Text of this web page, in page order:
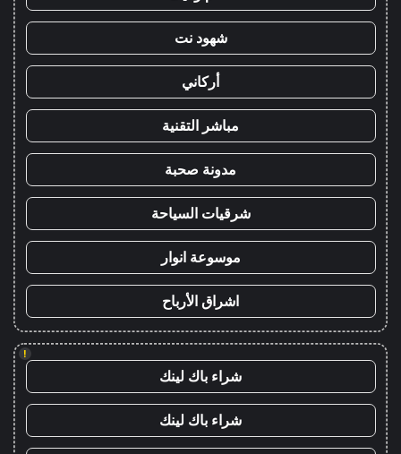
شهود نت
أركاني
مباشر التقنية
مدونة صحبة
شرقيات السياحة
موسوعة انوار
اشراق الأرباح
!
شراء باك لينك
شراء باك لينك